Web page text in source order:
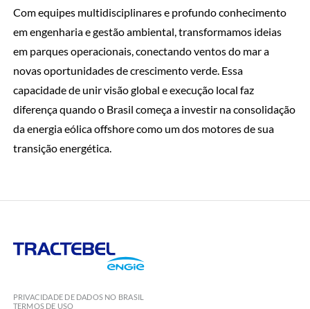
Com equipes multidisciplinares e profundo conhecimento
em engenharia e gestão ambiental, transformamos ideias
em parques operacionais, conectando ventos do mar a
novas oportunidades de crescimento verde. Essa
capacidade de unir visão global e execução local faz
diferença quando o Brasil começa a investir na consolidação
da energia eólica offshore como um dos motores de sua
transição energética.
Engie
PRIVACIDADE DE DADOS NO BRASIL
TERMOS DE USO